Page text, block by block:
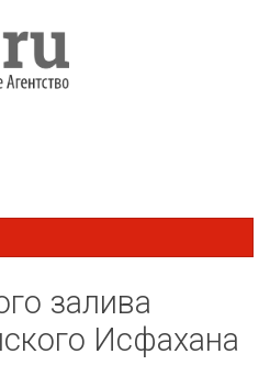
залива
Исфахана